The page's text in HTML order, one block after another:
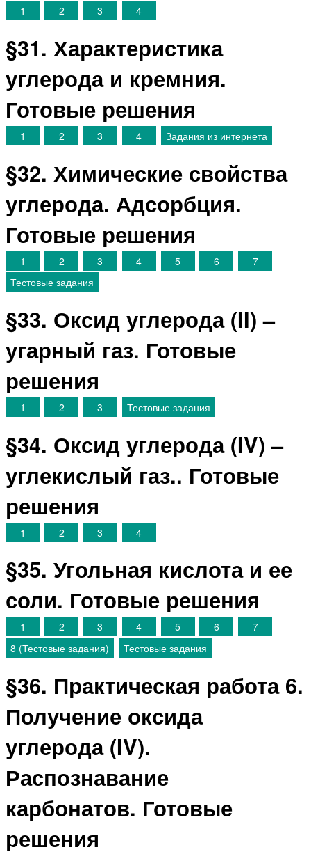
1 2 3 4
§31. Характеристика
углерода и кремния.
Готовые решения
1 2 3 4 Задания из интернета
§32. Химические свойства
углерода. Адсорбция.
Готовые решения
1 2 3 4 5 6
7
Тестовые задания
§33. Оксид углерода (II) –
угарный газ. Готовые
решения
1 2 3 Тестовые задания
§34. Оксид углерода (IV) –
углекислый газ.. Готовые
решения
1 2 3 4
§35. Угольная кислота и ее
соли. Готовые решения
1 2 3 4 5 6
7
8 (Тестовые задания)
Тестовые задания
§36. Практическая работа 6.
Получение оксида
углерода (IV).
Распознавание
карбонатов. Готовые
решения